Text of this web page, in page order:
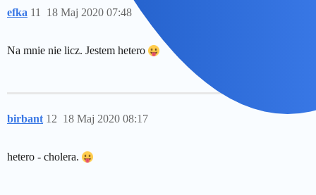
efka 18 Maj 2020 07:48
11
Na mnie nie licz. Jestem hetero
birbant 18 Maj 2020 08:17
12
hetero - cholera.